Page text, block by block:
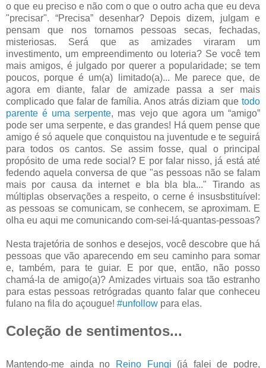
o que eu preciso e não com o que o outro acha que eu deva
"precisar". “Precisa” desenhar? Depois dizem, julgam e
pensam que nos tornamos pessoas secas, fechadas,
misteriosas. Será que as amizades viraram um
investimento, um empreendimento ou loteria? Se você tem
mais amigos, é julgado por querer a popularidade; se tem
poucos, porque é um(a) limitado(a)... Me parece que, de
agora em diante, falar de amizade passa a ser mais
complicado que falar de família. Anos atrás diziam que todo
parente é uma serpente, mas vejo que agora um “amigo”
pode ser uma serpente, e das grandes! Há quem pense que
amigo é só aquele que conquistou na juventude e te seguirá
para todos os cantos. Se assim fosse, qual o principal
propósito de uma rede social? E por falar nisso, já está até
fedendo aquela conversa de que "as pessoas não se falam
mais por causa da internet e bla bla bla..." Tirando as
múltiplas observações a respeito, o cerne é insusbstituível:
as pessoas se comunicam, se conhecem, se aproximam. E
olha eu aqui me comunicando com-sei-lá-quantas-pessoas?
Nesta trajetória de sonhos e desejos, você descobre que há
pessoas que vão aparecendo em seu caminho para somar
e, também, para te guiar. E por que, então, não posso
chamá-la de amigo(a)? Amizades virtuais soa tão estranho
para estas pessoas retrógradas quanto falar que conheceu
fulano na fila do açougue! #unfollow para elas.
Coleção de sentimentos...
Mantendo-me ainda no Reino Fungi (já falei de podre,